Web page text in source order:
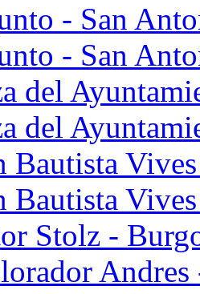
- San
- San
del
del
Bautista
Bautista
Stolz -
Andres